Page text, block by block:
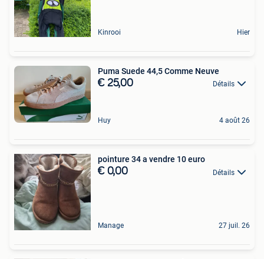
Kinrooi Hier
Puma Suede 44,5 Comme Neuve
€ 25,00 Détails
Huy 4 août 26
pointure 34 a vendre 10 euro
€ 0,00 Détails
Manage 27 juil. 26